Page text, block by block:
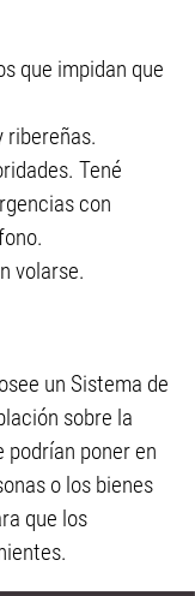
que impidan que
ribereñas.
Tené
con
volarse.
un Sistema de
sobre la
podrían poner en
o los bienes
que los